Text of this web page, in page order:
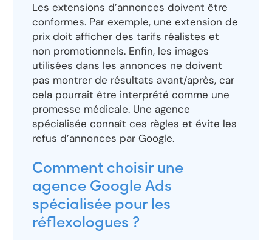
Les extensions d’annonces doivent être
conformes. Par exemple, une extension de
prix doit afficher des tarifs réalistes et
non promotionnels. Enfin, les images
utilisées dans les annonces ne doivent
pas montrer de résultats avant/après, car
cela pourrait être interprété comme une
promesse médicale. Une agence
spécialisée connaît ces règles et évite les
refus d’annonces par Google.
Comment choisir une
agence Google Ads
spécialisée pour les
réflexologues ?